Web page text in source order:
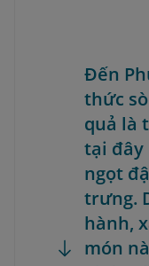
Đến
thức
quả là
tại đây
ngọt
trưng.
hành,
món